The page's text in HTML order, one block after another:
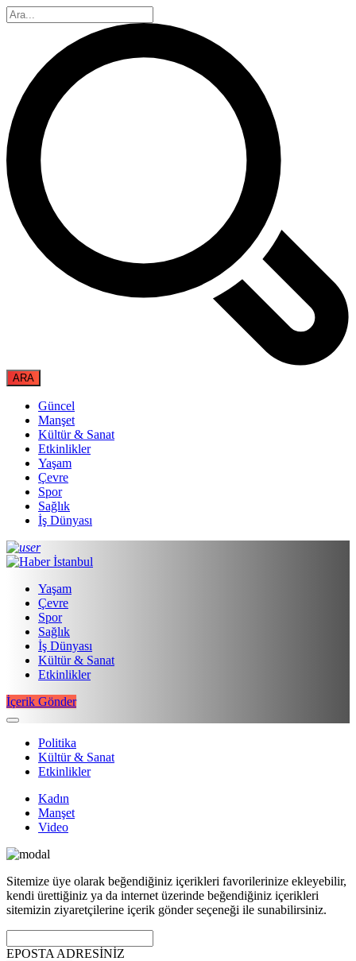
Güncel
Manşet
Kültür & Sanat
Etkinlikler
Yaşam
Çevre
Spor
Sağlık
İş Dünyası
Yaşam
Çevre
Spor
Sağlık
İş Dünyası
Kültür & Sanat
Etkinlikler
İçerik Gönder
Politika
Kültür & Sanat
Etkinlikler
Kadın
Manşet
Video
Sitemize üye olarak beğendiğiniz içerikleri favorilerinize ekleyebilir,
kendi ürettiğiniz ya da internet üzerinde beğendiğiniz içerikleri
sitemizin ziyaretçilerine içerik gönder seçeneği ile sunabilirsiniz.
EPOSTA ADRESİNİZ